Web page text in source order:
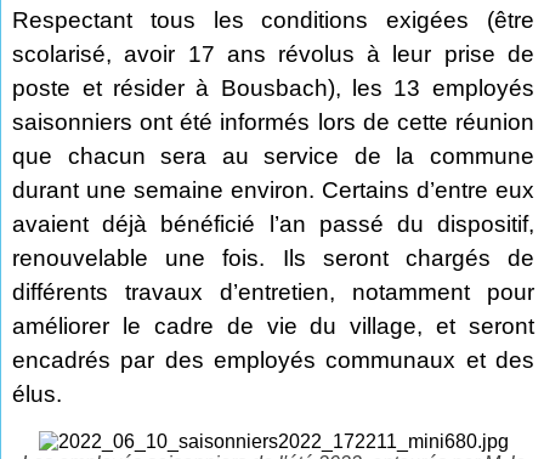
Respectant tous les conditions exigées (être
scolarisé, avoir 17 ans révolus à leur prise de
poste et résider à Bousbach), les 13 employés
saisonniers ont été informés lors de cette réunion
que chacun sera au service de la commune
durant une semaine environ. Certains d’entre eux
avaient déjà bénéficié l’an passé du dispositif,
renouvelable une fois. Ils seront chargés de
différents travaux d’entretien, notamment pour
améliorer le cadre de vie du village, et seront
encadrés par des employés communaux et des
élus.